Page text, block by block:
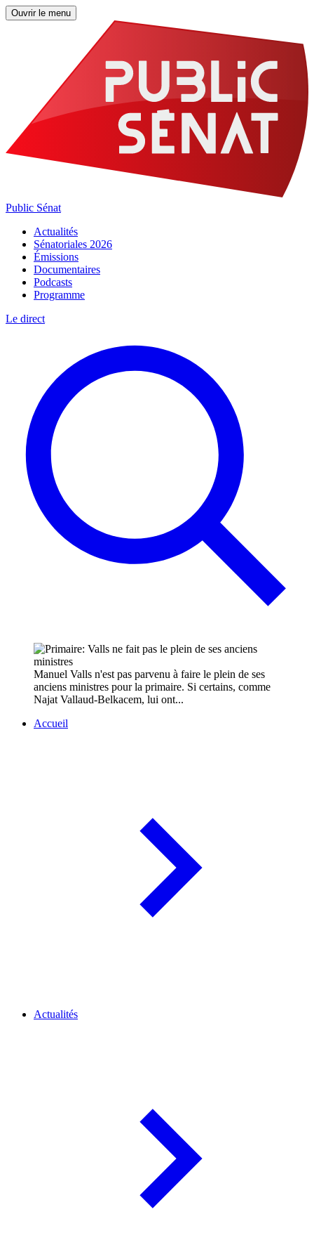
Ouvrir le menu
Public Sénat
Actualités
Sénatoriales 2026
Émissions
Documentaires
Podcasts
Programme
Le direct
Manuel Valls n'est pas parvenu à faire le plein de ses
anciens ministres pour la primaire. Si certains, comme
Najat Vallaud-Belkacem, lui ont...
Accueil
Actualités